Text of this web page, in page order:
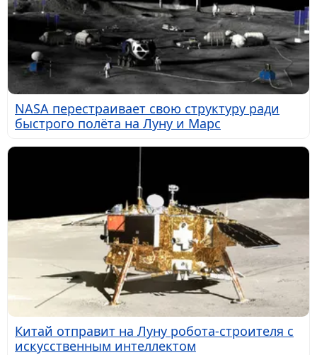
NASA перестраивает свою структуру ради
быстрого полёта на Луну и Марс
Китай отправит на Луну робота-строителя с
искусственным интеллектом